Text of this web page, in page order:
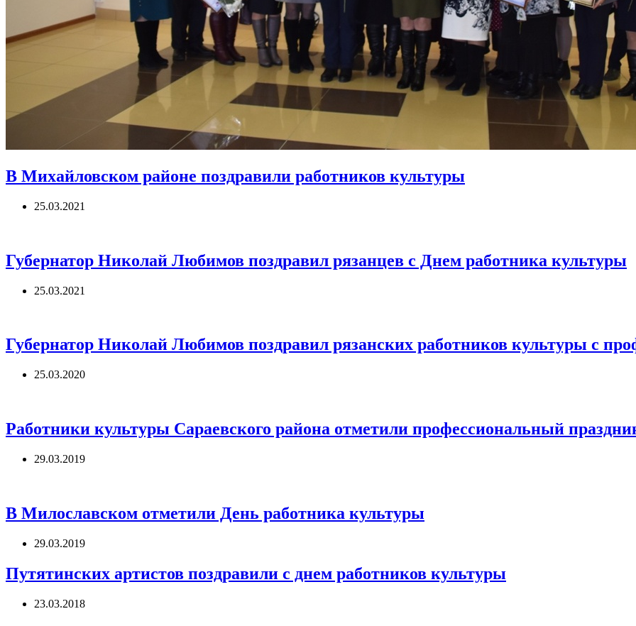
В Михайловском районе поздравили работников культуры
25.03.2021
Губернатор Николай Любимов поздравил рязанцев с Днем работника культуры
25.03.2021
Губернатор Николай Любимов поздравил рязанских работников культуры с
25.03.2020
Работники культуры Сараевского района отметили профессиональный
29.03.2019
В Милославском отметили День работника культуры
29.03.2019
Путятинских артистов поздравили с днем работников культуры
23.03.2018